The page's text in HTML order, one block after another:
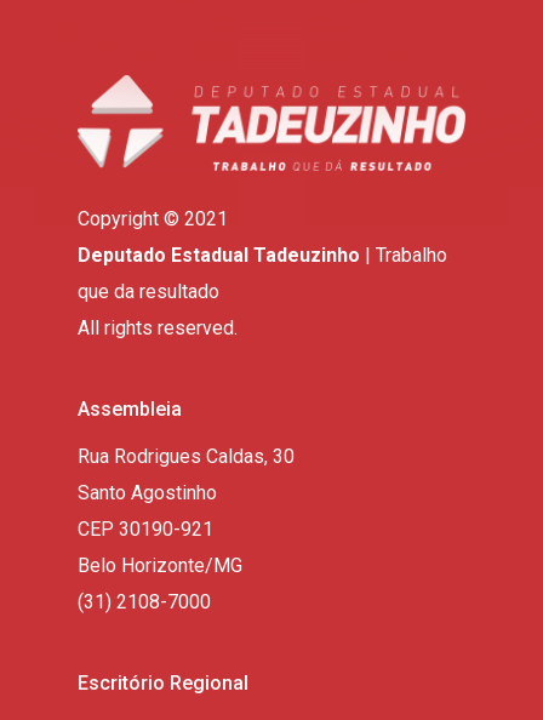
Copyright © 2021
Deputado Estadual Tadeuzinho | Trabalho
que da resultado
All rights reserved.
Assembleia
Rua Rodrigues Caldas, 30
Santo Agostinho
CEP 30190-921
Belo Horizonte/MG
(31) 2108-7000
Escritório Regional